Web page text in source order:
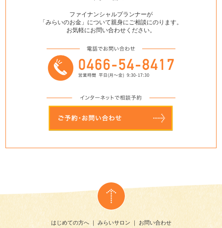
ファイナンシャルプランナーが
「みらいのお金」について親身にご相談にのります。
お気軽にお問い合わせください。
はじめての方へ｜ みらいサロン ｜ お問い合わせ